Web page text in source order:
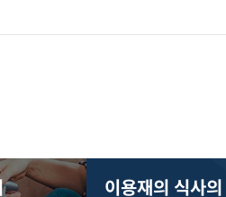
이용재의 식사